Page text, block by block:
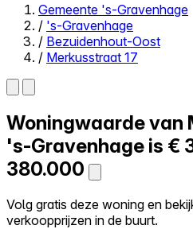
Close menu
Zelf kopen
Alles-in-één
Reviews
Prijzen
Log in
Probeer Walter gratis
Gemeente 's-Gravenhage
/ 's-Gravenhage
/ Bezuidenhout-Oost
/ Merkusstraat 17
Woningwaarde van
's-Gravenhage is €
380.000
Volg gratis deze woning en
verkoopprijzen in de buurt.